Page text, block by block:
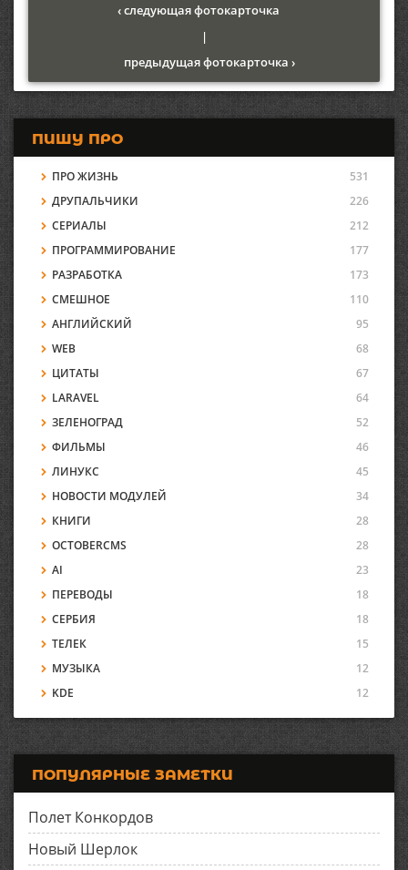
‹ следующая фотокарточка
|
предыдущая фотокарточка ›
ПИШУ ПРО
ПРО ЖИЗНЬ
531
ДРУПАЛЬЧИКИ
226
СЕРИАЛЫ
212
ПРОГРАММИРОВАНИЕ
177
РАЗРАБОТКА
173
СМЕШНОЕ
110
АНГЛИЙСКИЙ
95
WEB
68
ЦИТАТЫ
67
LARAVEL
64
ЗЕЛЕНОГРАД
52
ФИЛЬМЫ
46
ЛИНУКС
45
НОВОСТИ МОДУЛЕЙ
34
КНИГИ
28
OCTOBERCMS
28
AI
23
ПЕРЕВОДЫ
18
СЕРБИЯ
18
ТЕЛЕК
15
МУЗЫКА
12
KDE
12
ПОПУЛЯРНЫЕ ЗАМЕТКИ
Полет Конкордов
Новый Шерлок